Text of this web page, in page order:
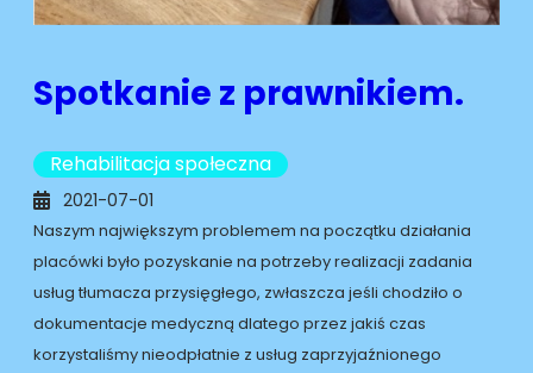
Spotkanie z prawnikiem.
Rehabilitacja społeczna
2021-07-01
Naszym największym problemem na początku działania
placówki było pozyskanie na potrzeby realizacji zadania
usług tłumacza przysięgłego, zwłaszcza jeśli chodziło o
dokumentacje medyczną dlatego przez jakiś czas
korzystaliśmy nieodpłatnie z usług zaprzyjaźnionego